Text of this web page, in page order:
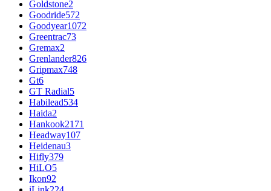
Goldstone2
Goodride572
Goodyear1072
Greentrac73
Gremax2
Grenlander826
Gripmax748
Gt6
GT Radial5
Habilead534
Haida2
Hankook2171
Headway107
Heidenau3
Hifly379
HiLO5
Ikon92